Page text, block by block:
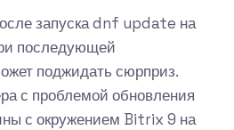
запуска dnf update на
последующей
поджидать сюрприз.
с проблемой обновления
с окружением Bitrix 9 на